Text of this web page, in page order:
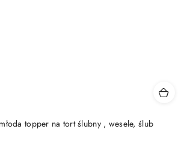
topper na tort ślubny , wesele, ślub